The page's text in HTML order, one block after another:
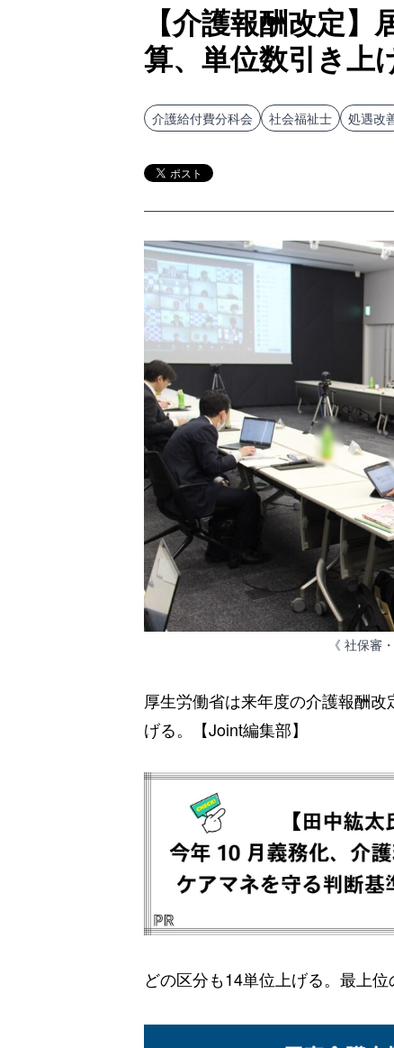
【介護報酬改定
算、単位数引き
介護給付費分科会 社会福祉士 処遇改
《 社保審
厚生労働省は来年度の介護報酬
げる。【Joint編集部】
どの区分も14単位上げる。最上